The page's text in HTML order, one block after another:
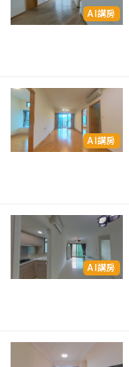
AI講房
AI講房
AI講房